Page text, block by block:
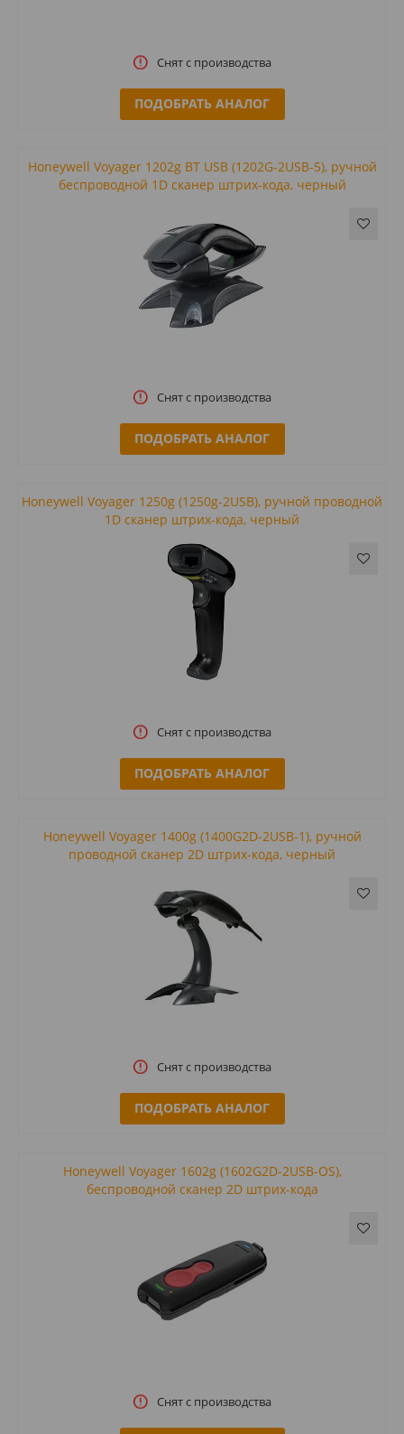
Снят с производства
ПОДОБРАТЬ АНАЛОГ
Honeywell Voyager 1202g BT USB (1202G-2USB-5), ручной
беспроводной 1D сканер штрих-кода, черный
Снят с производства
ПОДОБРАТЬ АНАЛОГ
Honeywell Voyager 1250g (1250g-2USB), ручной проводной
1D сканер штрих-кода, черный
Снят с производства
ПОДОБРАТЬ АНАЛОГ
Honeywell Voyager 1400g (1400G2D-2USB-1), ручной
проводной сканер 2D штрих-кода, черный
Снят с производства
ПОДОБРАТЬ АНАЛОГ
Honeywell Voyager 1602g (1602G2D-2USB-OS),
беспроводной сканер 2D штрих-кода
Снят с производства